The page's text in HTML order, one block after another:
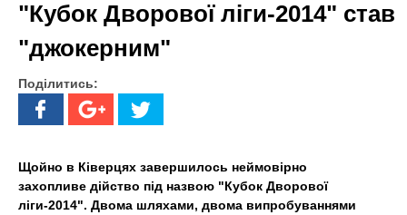
S
p
o
о
"Кубок Дворової ліги-2014" став
"джокерним"
Поділитись:
Щойно в Ківерцях завершилось неймовірно
захопливе дійство під назвою "Кубок Дворової
ліги-2014". Двома шляхами, двома випробуваннями